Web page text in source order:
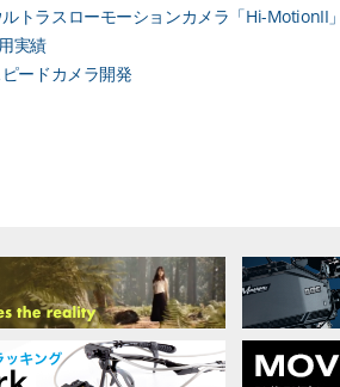
トラスローモーションカメラ「Hi-MotionII
実績
ードカメラ開発